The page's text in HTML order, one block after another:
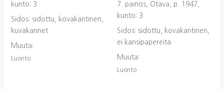
kunto: 3
Sidos: sidottu, kovakantinen,
kuvakannet
Muuta:
Luonto
7. painos, Otava, p. 1947,
kunto: 3
Sidos: sidottu, kovakantinen,
ei kansipapereita
Muuta:
Luonto